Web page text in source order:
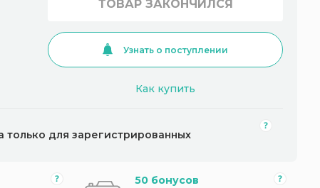
ТОВАР ЗАКОНЧИЛСЯ
Узнать о поступлении
Как купить
только для зарегистрированных
50 бонусов